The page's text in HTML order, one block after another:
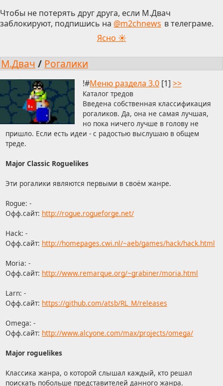
Чтобы не потерять друг друга, если М.Двач
заблокируют, подпишись на @m2chnews в телеграме.
Ясно ☀
М.Двач / Рогалики
!#Меню раздела 3.0 [1] >>
Каталог тредов
Введена собственная классификация
рогаликов. Да, она не самая лучшая,
но пока ничего лучше в голову не
пришло. Если есть идеи - с радостью выслушаю в общем
треде.
Major Classic Roguelikes
Эти рогалики являются первыми в своём жанре.
Rogue: -
Офф.сайт: http://rogue.rogueforge.net/
Hack: -
Офф.сайт: http://homepages.cwi.nl/~aeb/games/hack/hack.html
Moria: -
Офф.сайт: http://www.remarque.org/~grabiner/moria.html
Larn: -
Офф.сайт: https://github.com/atsb/RL_M/releases
Omega: -
Офф.сайт: http://www.alcyone.com/max/projects/omega/
Major roguelikes
Классика жанра, о которой слышал каждый, кто решал
поискать побольше представителей данного жанра.